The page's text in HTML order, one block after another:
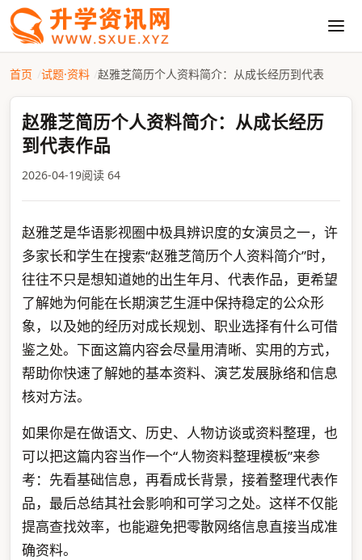
首页 试题·资料 赵雅芝简历个人资料简介：从成长经历到代表
赵雅芝简历个人资料简介：从成长经历
到代表作品
2026-04-19阅读 64
赵雅芝是华语影视圈中极具辨识度的女演员之一，许
多家长和学生在搜索“赵雅芝简历个人资料简介”时，
往往不只是想知道她的出生年月、代表作品，更希望
了解她为何能在长期演艺生涯中保持稳定的公众形
象，以及她的经历对成长规划、职业选择有什么可借
鉴之处。下面这篇内容会尽量用清晰、实用的方式，
帮助你快速了解她的基本资料、演艺发展脉络和信息
核对方法。
如果你是在做语文、历史、人物访谈或资料整理，也
可以把这篇内容当作一个“人物资料整理模板”来参
考：先看基础信息，再看成长背景，接着整理代表作
品，最后总结其社会影响和可学习之处。这样不仅能
提高查找效率，也能避免把零散网络信息直接当成准
确资料。